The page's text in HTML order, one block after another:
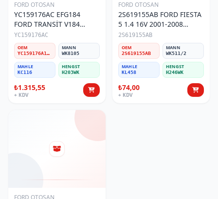
FORD OTOSAN
YC159176AC EFG184
FORD TRANSİT V184
MAZOT FİLTRESİ ORİJİNAL
YC159176AC
OEM
YC159176A1C/T304690/2C119176AA/YC159176AA/YC159176AC
MANN
WK8105
MAHLE
KC116
HENGST
H203WK
₺1.315,55
+ KDV
FORD OTOSAN
2S619155AB FORD FIESTA
5 1.4 16V 2001-2008
BENZİN FİLTRESİ
2S619155AB
OEM
2S619155AB
MANN
WK511/2
MAHLE
KL458
HENGST
H246WK
₺74,00
+ KDV
FORD OTOSAN